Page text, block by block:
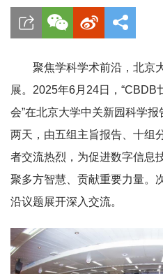
聚焦学科学术前沿，北京
展。2025年6月24日，
会”在北京大学中关新园科学报
两天，由五组主旨报告、十组
者交流热烈，为促进数字信息
聚多方智慧、贡献重要力量。
沿议题展开深入交流。